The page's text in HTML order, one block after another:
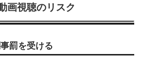
画視聴のリスク
罰を受ける